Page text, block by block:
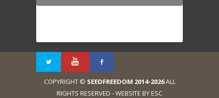
COPYRIGHT © SEEDFREEDOM 2014-2026ALL
RIGHTS RESERVED - WEBSITE BY ESC